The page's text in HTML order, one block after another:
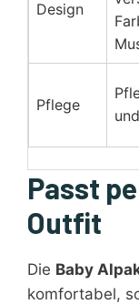
Design
Pflege
Passt
Outfit
Die Baby
komfortabel,